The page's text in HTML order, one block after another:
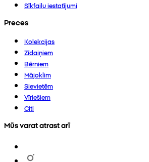
Sīkfailu iestatījumi
Preces
Kolekcijas
Zīdaiņiem
Bērniem
Mājoklim
Sievietēm
Vīriešiem
Citi
Mūs varat atrast arī